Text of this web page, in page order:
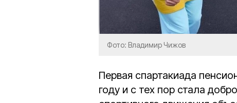
Фото: Владимир Чижов
Первая спартакиада
году и с тех пор стала